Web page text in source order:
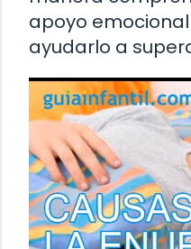
apoyo
ayudarlo a